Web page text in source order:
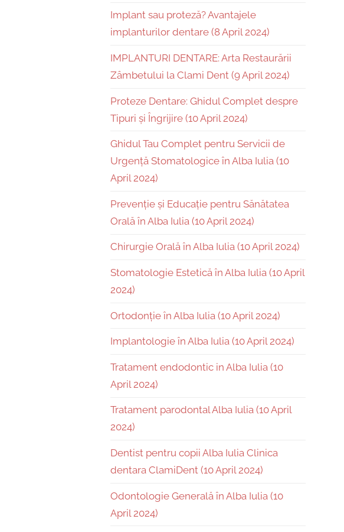
Implant sau proteză? Avantajele
implanturilor dentare (8 April 2024)
IMPLANTURI DENTARE: Arta Restaurării
Zâmbetului la Clami Dent (9 April 2024)
Proteze Dentare: Ghidul Complet despre
Tipuri și Îngrijire (10 April 2024)
Ghidul Tau Complet pentru Servicii de
Urgență Stomatologice în Alba Iulia (10
April 2024)
Prevenție și Educație pentru Sănătatea
Orală în Alba Iulia (10 April 2024)
Chirurgie Orală în Alba Iulia (10 April 2024)
Stomatologie Estetică în Alba Iulia (10 April
2024)
Ortodonție în Alba Iulia (10 April 2024)
Implantologie în Alba Iulia (10 April 2024)
Tratament endodontic in Alba Iulia (10
April 2024)
Tratament parodontal Alba Iulia (10 April
2024)
Dentist pentru copii Alba Iulia Clinica
dentara ClamiDent (10 April 2024)
Odontologie Generală în Alba Iulia (10
April 2024)